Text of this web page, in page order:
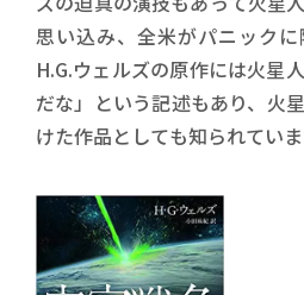
思い込み、全米がパニックに
H.G.ウェルズの原作には火星
だな」という記述もあり、火
けた作品としても知られていま